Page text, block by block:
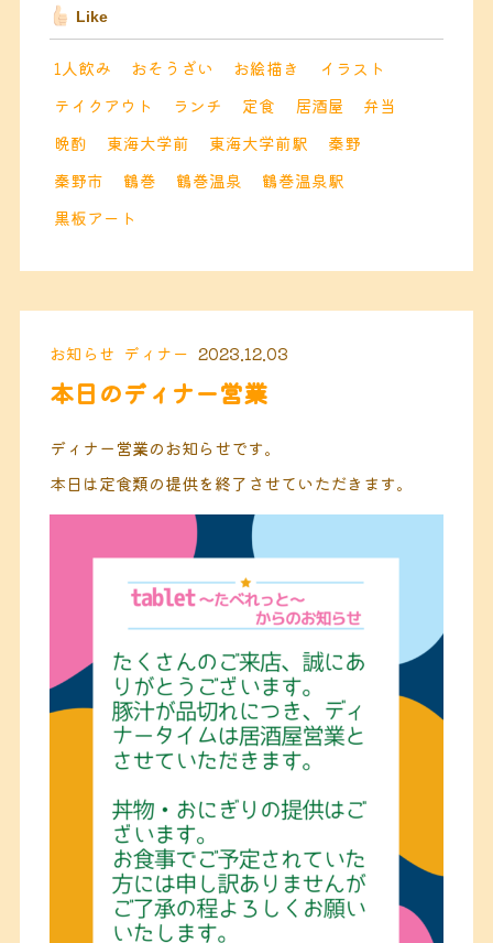
Like
1人飲み おそうざい お絵描き
イラスト
テイクアウト
ランチ 定食 居酒屋
弁当
晩酌
東海大学前 東海大学前駅
秦野
秦野市
鶴巻 鶴巻温泉
鶴巻温泉駅
黒板アート
お知らせ ディナー 2023.12.03
本日のディナー営業
ディナー営業のお知らせです。
本日は定食類の提供を終了させていただきます。